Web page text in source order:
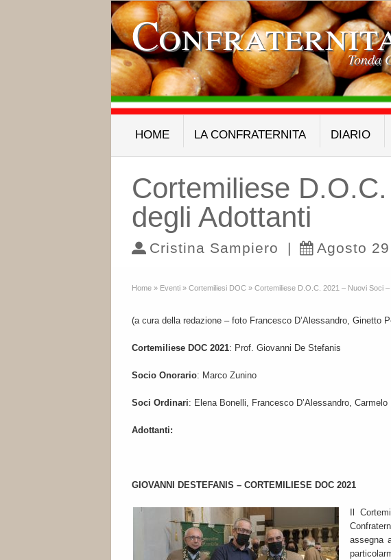
Tonda
HOME LA CONFRATERNITA DIARIO
Cortemiliese
degli Adottanti
Cristina Sampiero | Agosto
Home » Eventi » Cortemiliesi DOC » Cortemiliese D.O.C. 2021 – Nuovi Soci
(a cura della redazione – foto Francesco D’Alessandro, Ginetto
Cortemiliese DOC 2021: Prof. Giovanni De Stefanis
Socio Onorario: Marco Zunino
Soci Ordinari: Elena Bonelli, Francesco D’Alessandro, Carmelo
Adottanti:
GIOVANNI DESTEFANIS – CORTEMILIESE DOC 2021
Il
assegna